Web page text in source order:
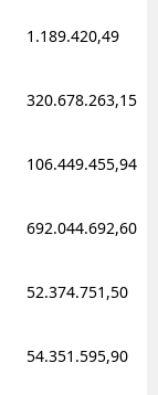
1.189.420,49
320.678.263,15
106.449.455,94
692.044.692,60
52.374.751,50
54.351.595,90